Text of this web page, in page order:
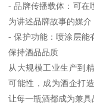
- 品牌传播载体：可在
为讲述品牌故事的媒介
- 保护功能：喷涂层能
保持酒品品质
从大规模工业生产到
可能性，成为酒企打
让每一瓶酒都成为兼具